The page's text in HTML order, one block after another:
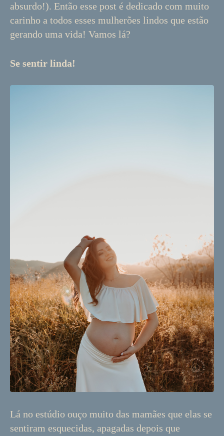
absurdo!). Então esse post é dedicado com muito
carinho a todos esses mulherões lindos que estão
gerando uma vida! Vamos lá?
Se sentir linda!
Lá no estúdio ouço muito das mamães que elas se
sentiram esquecidas, apagadas depois que